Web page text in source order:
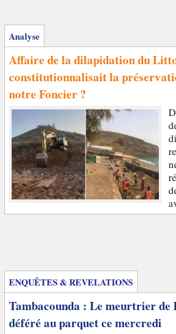
Analyse
Affaire de la dilapidation du
constitutionnalisait la
notre Foncier ?
ENQUÊTES & REVELATIONS
Tambacounda : Le meurtrier de
déféré au parquet ce mercredi